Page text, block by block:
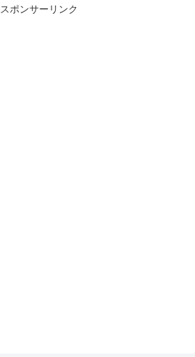
なったZ8編成の両先...
スポンサーリンク